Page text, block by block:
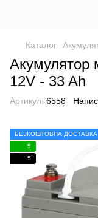
Каталог
Акумулятор
12V - 33 Ah
Артикул: 6558
БЕЗКОШТОВНА ДОСТАВКА
5
5